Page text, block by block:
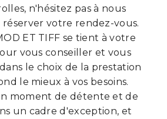
n'hésitez pas à nous
votre rendez-vous.
ET TIFF se tient à votre
vous conseiller et vous
le choix de la prestation
le mieux à vos besoins.
moment de détente et de
un cadre d'exception, et